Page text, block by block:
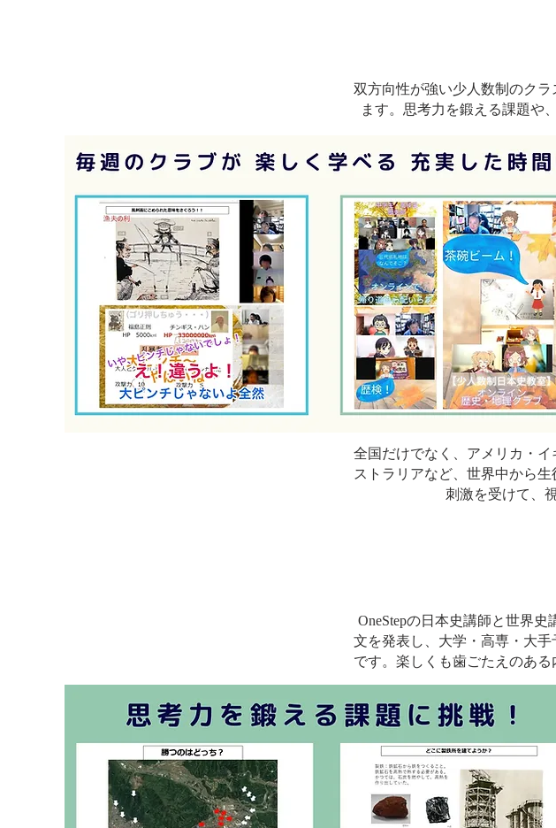
双方向性が強い少人数制のク
ます。思考力を鍛える課題や
全国だけでなく、アメリカ・
ストラリアなど、世界中から
刺激を受けて、
OneStepの日本史講師と世界
文を発表し、大学・高専・大
です。楽しくも歯ごたえのある